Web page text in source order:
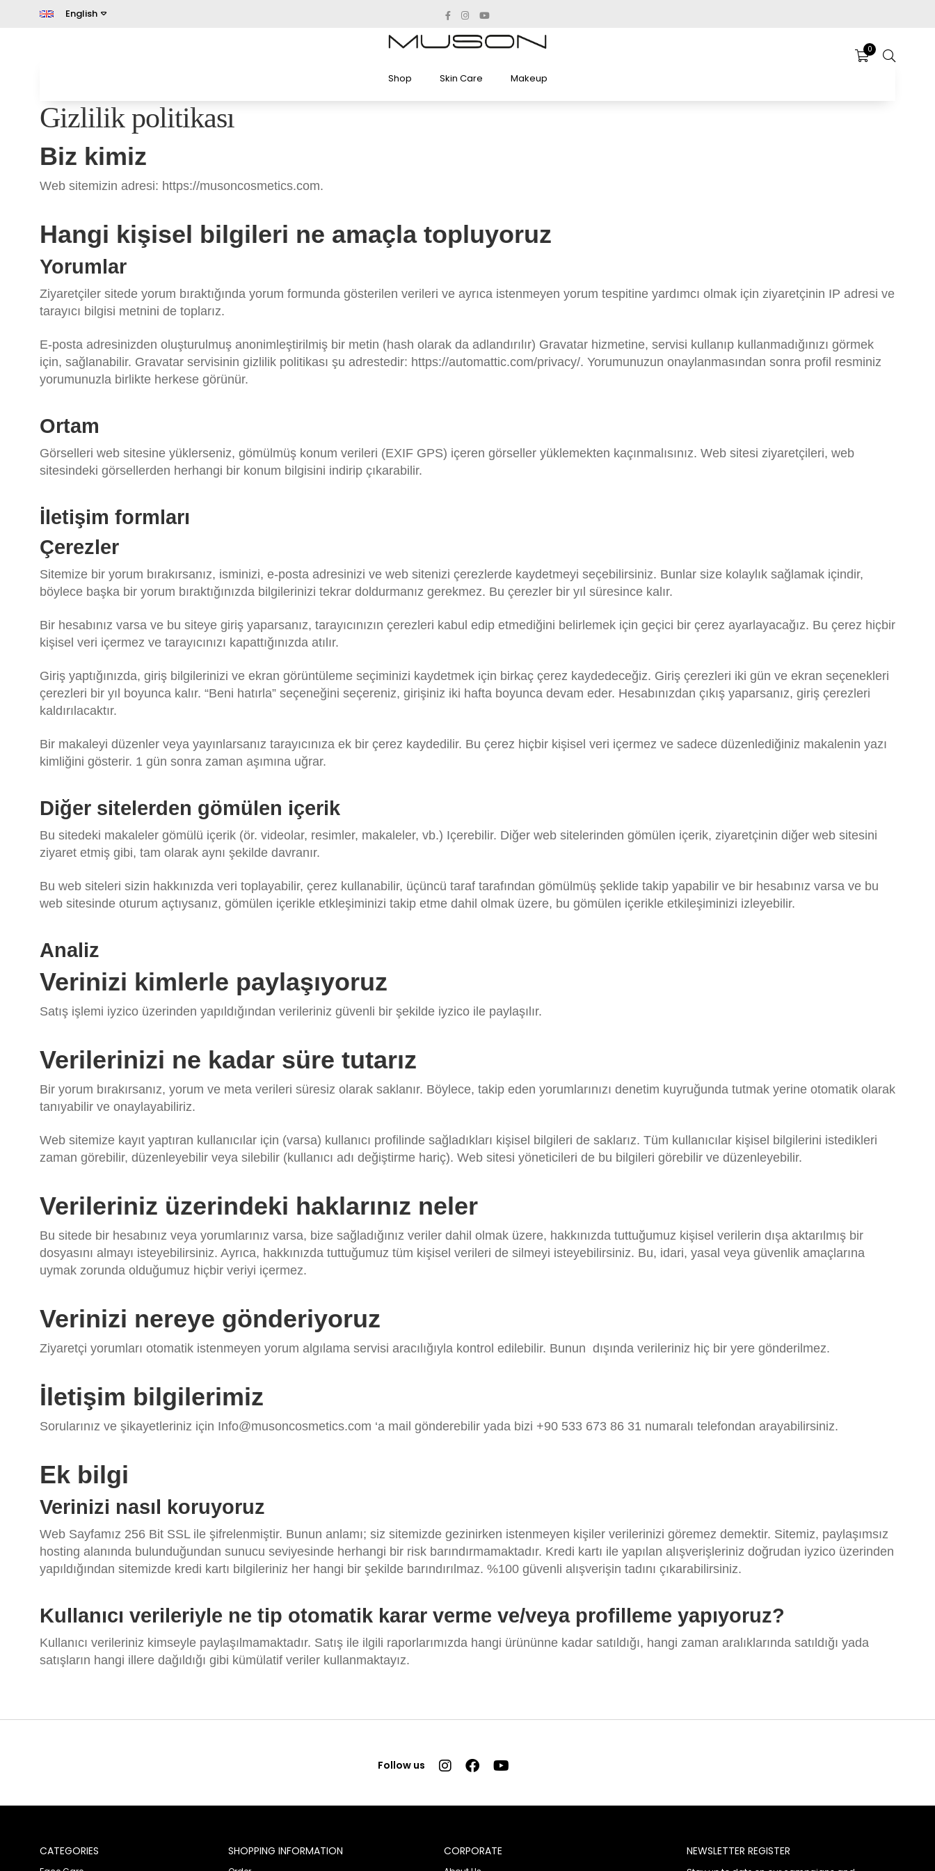
English
0
Shop Skin Care Makeup
Gizlilik politikası
Biz kimiz
Web sitemizin adresi: https://musoncosmetics.com.
Hangi kişisel bilgileri ne amaçla topluyoruz
Yorumlar
Ziyaretçiler sitede yorum bıraktığında yorum formunda gösterilen verileri ve ayrıca istenmeyen yorum tespitine yardımcı olmak için ziyaretçinin IP adresi ve
tarayıcı bilgisi metnini de toplarız.
E-posta adresinizden oluşturulmuş anonimleştirilmiş bir metin (hash olarak da adlandırılır) Gravatar hizmetine, servisi kullanıp kullanmadığınızı görmek
için, sağlanabilir. Gravatar servisinin gizlilik politikası şu adrestedir: https://automattic.com/privacy/. Yorumunuzun onaylanmasından sonra profil resminiz
yorumunuzla birlikte herkese görünür.
Ortam
Görselleri web sitesine yüklerseniz, gömülmüş konum verileri (EXIF GPS) içeren görseller yüklemekten kaçınmalısınız. Web sitesi ziyaretçileri, web
sitesindeki görsellerden herhangi bir konum bilgisini indirip çıkarabilir.
İletişim formları
Çerezler
Sitemize bir yorum bırakırsanız, isminizi, e-posta adresinizi ve web sitenizi çerezlerde kaydetmeyi seçebilirsiniz. Bunlar size kolaylık sağlamak içindir,
böylece başka bir yorum bıraktığınızda bilgilerinizi tekrar doldurmanız gerekmez. Bu çerezler bir yıl süresince kalır.
Bir hesabınız varsa ve bu siteye giriş yaparsanız, tarayıcınızın çerezleri kabul edip etmediğini belirlemek için geçici bir çerez ayarlayacağız. Bu çerez hiçbir
kişisel veri içermez ve tarayıcınızı kapattığınızda atılır.
Giriş yaptığınızda, giriş bilgilerinizi ve ekran görüntüleme seçiminizi kaydetmek için birkaç çerez kaydedeceğiz. Giriş çerezleri iki gün ve ekran seçenekleri
çerezleri bir yıl boyunca kalır. “Beni hatırla” seçeneğini seçereniz, girişiniz iki hafta boyunca devam eder. Hesabınızdan çıkış yaparsanız, giriş çerezleri
kaldırılacaktır.
Bir makaleyi düzenler veya yayınlarsanız tarayıcınıza ek bir çerez kaydedilir. Bu çerez hiçbir kişisel veri içermez ve sadece düzenlediğiniz makalenin yazı
kimliğini gösterir. 1 gün sonra zaman aşımına uğrar.
Diğer sitelerden gömülen içerik
Bu sitedeki makaleler gömülü içerik (ör. videolar, resimler, makaleler, vb.) Içerebilir. Diğer web sitelerinden gömülen içerik, ziyaretçinin diğer web sitesini
ziyaret etmiş gibi, tam olarak aynı şekilde davranır.
Bu web siteleri sizin hakkınızda veri toplayabilir, çerez kullanabilir, üçüncü taraf tarafından gömülmüş şeklide takip yapabilir ve bir hesabınız varsa ve bu
web sitesinde oturum açtıysanız, gömülen içerikle etkleşiminizi takip etme dahil olmak üzere, bu gömülen içerikle etkileşiminizi izleyebilir.
Analiz
Verinizi kimlerle paylaşıyoruz
Satış işlemi iyzico üzerinden yapıldığından verileriniz güvenli bir şekilde iyzico ile paylaşılır.
Verilerinizi ne kadar süre tutarız
Bir yorum bırakırsanız, yorum ve meta verileri süresiz olarak saklanır. Böylece, takip eden yorumlarınızı denetim kuyruğunda tutmak yerine otomatik olarak
tanıyabilir ve onaylayabiliriz.
Web sitemize kayıt yaptıran kullanıcılar için (varsa) kullanıcı profilinde sağladıkları kişisel bilgileri de saklarız. Tüm kullanıcılar kişisel bilgilerini istedikleri
zaman görebilir, düzenleyebilir veya silebilir (kullanıcı adı değiştirme hariç). Web sitesi yöneticileri de bu bilgileri görebilir ve düzenleyebilir.
Verileriniz üzerindeki haklarınız neler
Bu sitede bir hesabınız veya yorumlarınız varsa, bize sağladığınız veriler dahil olmak üzere, hakkınızda tuttuğumuz kişisel verilerin dışa aktarılmış bir
dosyasını almayı isteyebilirsiniz. Ayrıca, hakkınızda tuttuğumuz tüm kişisel verileri de silmeyi isteyebilirsiniz. Bu, idari, yasal veya güvenlik amaçlarına
uymak zorunda olduğumuz hiçbir veriyi içermez.
Verinizi nereye gönderiyoruz
Ziyaretçi yorumları otomatik istenmeyen yorum algılama servisi aracılığıyla kontrol edilebilir. Bunun dışında verileriniz hiç bir yere gönderilmez.
İletişim bilgilerimiz
Sorularınız ve şikayetleriniz için Info@musoncosmetics.com ‘a mail gönderebilir yada bizi +90 533 673 86 31 numaralı telefondan arayabilirsiniz.
Ek bilgi
Verinizi nasıl koruyoruz
Web Sayfamız 256 Bit SSL ile şifrelenmiştir. Bunun anlamı; siz sitemizde gezinirken istenmeyen kişiler verilerinizi göremez demektir. Sitemiz, paylaşımsız
hosting alanında bulunduğundan sunucu seviyesinde herhangi bir risk barındırmamaktadır. Kredi kartı ile yapılan alışverişleriniz doğrudan iyzico üzerinden
yapıldığından sitemizde kredi kartı bilgileriniz her hangi bir şekilde barındırılmaz. %100 güvenli alışverişin tadını çıkarabilirsiniz.
Kullanıcı verileriyle ne tip otomatik karar verme ve/veya profilleme yapıyoruz?
Kullanıcı verileriniz kimseyle paylaşılmamaktadır. Satış ile ilgili raporlarımızda hangi ürününne kadar satıldığı, hangi zaman aralıklarında satıldığı yada
satışların hangi illere dağıldığı gibi kümülatif veriler kullanmaktayız.
Follow us
CATEGORIES SHOPPING INFORMATION CORPORATE NEWSLETTER REGISTER